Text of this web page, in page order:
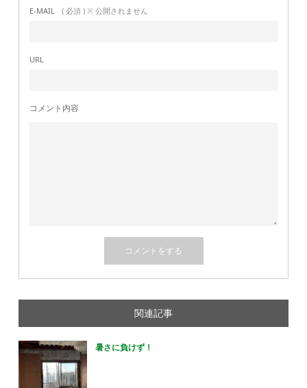
E-MAIL ( 必須 ) ※ 公開されません
URL
コメント内容
関連記事
暑さに負けず！